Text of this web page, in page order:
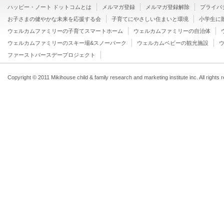
ハッピー・ノート ドットコムとは メルマガ登録 メルマガ登録解除
プライバ
お子さまの健やかな未来を応援する会
子育てにやさしい住まいと環境
小学生に
ウェルカムファミリーの子育てスマートホーム
ウェルカムファミリーの自治体
ウェルカムファミリーのスキー場&スノーパーク
ウェルカムベビーの観光施設
ファーストバースデープロジェクト
Copyright © 2011 Mikihouse child & family research and marketing institute inc. All rights